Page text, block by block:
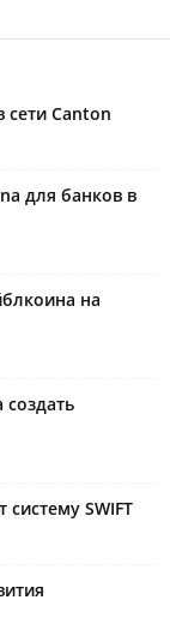
сети Canton
для банков в
на
SWIFT